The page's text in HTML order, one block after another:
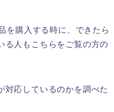
を購入する時に、できたら
る人もこちらをご覧の方の
対応しているのかを調べた